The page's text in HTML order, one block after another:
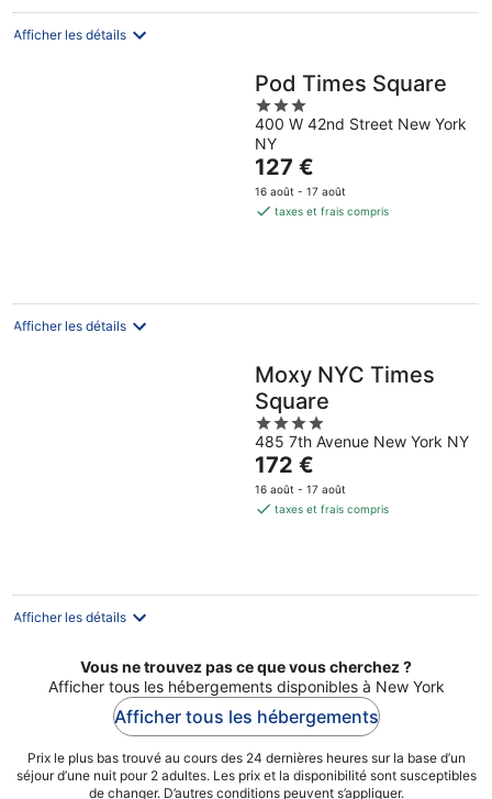
Afficher les détails
Pod Times Square
3
out
of
5
400 W 42nd Street New York
NY
Le
prix
est
127 €
16 août - 17 août
taxes et frais compris
Afficher les détails
Moxy NYC Times
Square
4
out
of
5
485 7th Avenue New York NY
Le
prix
est
nuit
172 €
16 août - 17 août
taxes et frais compris
Afficher les détails
Vous ne trouvez pas ce que vous cherchez ?
Afficher tous les hébergements disponibles à New York
Afficher tous les hébergements
Prix le plus bas trouvé au cours des 24 dernières heures sur la base d’un
séjour d’une nuit pour 2 adultes. Les prix et la disponibilité sont susceptibles
de changer. D’autres conditions peuvent s’appliquer.